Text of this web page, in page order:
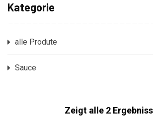
Kategorie
alle Produte
Sauce
Zeigt alle 2